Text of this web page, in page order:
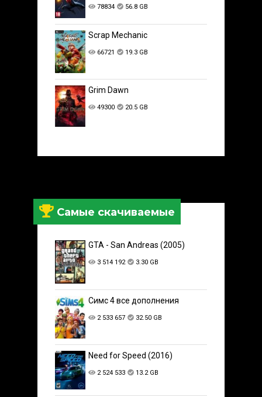
78834 56.8 GB
Scrap Mechanic
66721 19.3 GB
Grim Dawn
49300 20.5 GB
Самые скачиваемые
GTA - San Andreas (2005)
3 514 192 3.30 GB
Симс 4 все дополнения
2 533 657 32.50 GB
Need for Speed (2016)
2 524 533 13.2 GB